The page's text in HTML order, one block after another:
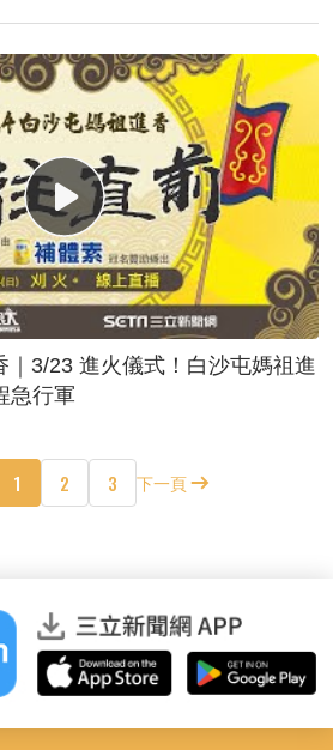
｜3/23 進火儀式！白沙屯媽祖進
急行軍
1 2 3 下一頁